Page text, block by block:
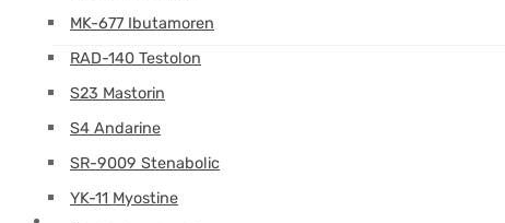
MK-677 Ibutamoren
RAD-140 Testolon
S23 Mastorin
S4 Andarine
SR-9009 Stenabolic
YK-11 Myostine